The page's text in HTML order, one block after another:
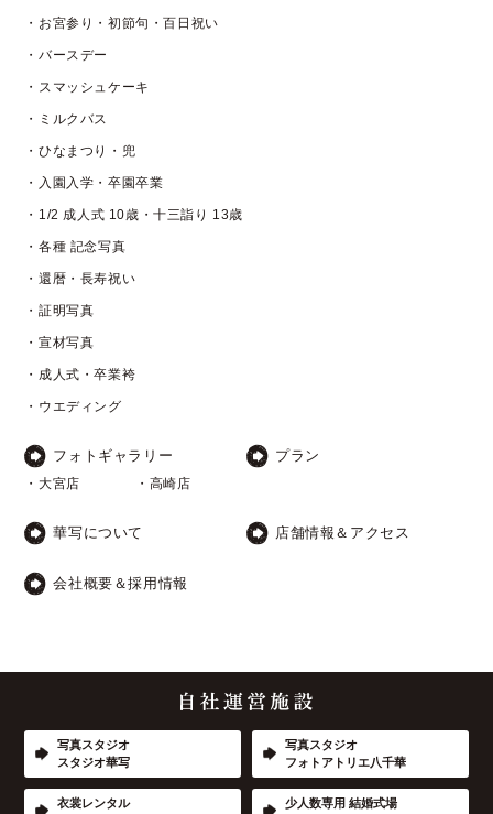
・お宮参り・初節句・百日祝い
・バースデー
・スマッシュケーキ
・ミルクバス
・ひなまつり・兜
・入園入学・卒園卒業
・1/2 成人式 10歳・十三詣り 13歳
・各種 記念写真
・還暦・長寿祝い
・証明写真
・宣材写真
・成人式・卒業袴
・ウエディング
フォトギャラリー
・大宮店 ・高崎店
プラン
華写について 店舗情報＆アクセス
会社概要＆採用情報
写真スタジオ
スタジオ華写
写真スタジオ
フォトアトリエ八千華
衣裳レンタル
少人数専用 結婚式場